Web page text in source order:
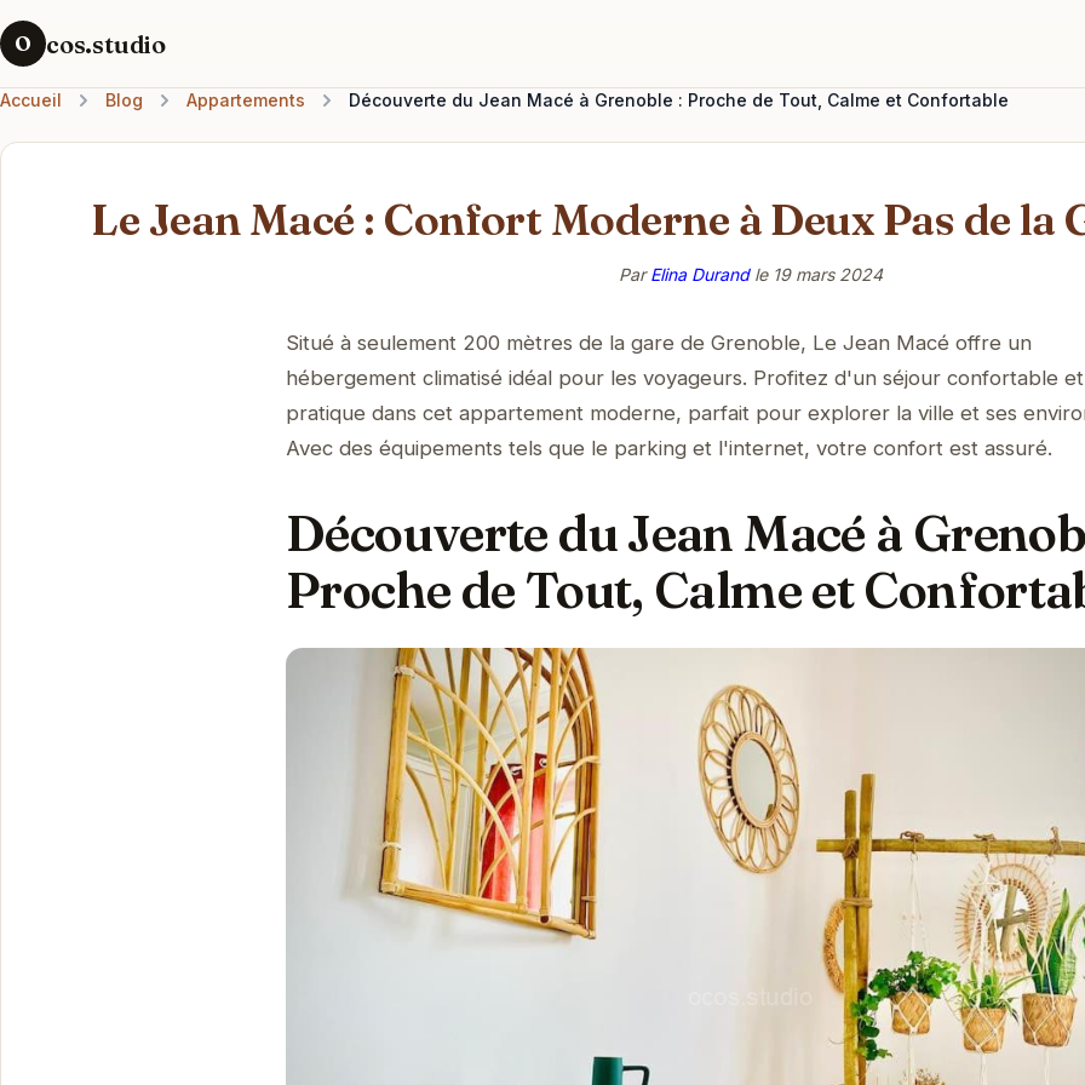
O cos.studio
Accueil Blog Appartements Découverte du Jean Macé à Grenoble : Proche de Tout, Calme et Confortable
Le Jean Macé : Confort Moderne à Deux Pas de la
ParElina Durandle 19 mars 2024
Situé à seulement 200 mètres de la gare de Grenoble, Le Jean Macé offre un
hébergement climatisé idéal pour les voyageurs. Profitez d'un séjour confortable et
pratique dans cet appartement moderne, parfait pour explorer la ville et ses
Avec des équipements tels que le parking et l'internet, votre confort est assuré.
Découverte du Jean Macé à
Proche de Tout, Calme et